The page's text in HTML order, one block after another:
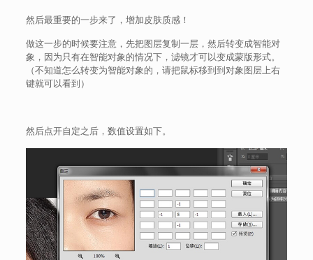
然后最重要的一步来了，增加皮肤质感！
做这一步的时候要注意，先把图层复制一层，然后转变成智能对
象，因为只有在智能对象的情况下，滤镜才可以变成蒙版形式。
（不知道怎么转变为智能对象的，请把鼠标移到到对象图层上右
键就可以看到）
然后点开自定之后，数值设置如下。